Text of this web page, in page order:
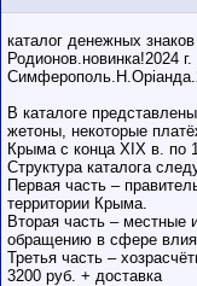
каталог денежных
Родионов.новинка!2024 г.
В каталоге
жетоны, некоторые
Крыма с конца XIX в. по
Структура каталога
Первая часть –
территории Крыма.
Вторая часть – местные
обращению в сфере
Третья часть –
3200 руб. + доставка